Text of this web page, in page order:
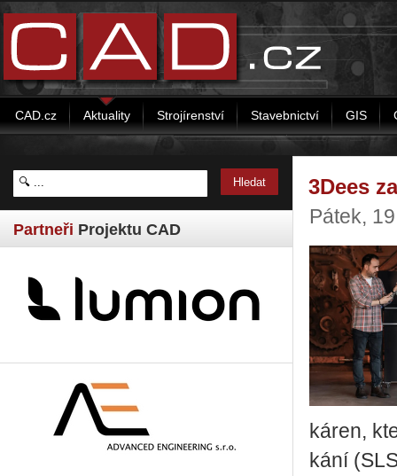
CAD.cz Aktuality Strojírenství Stavebnictví GIS
Partneři Projektu CAD
3Dees
Pátek,
ká­ren,
ká­ní